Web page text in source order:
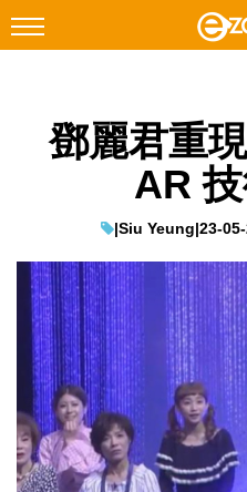
Facebook Instagram
遊戲動漫
教學評測
EduTech
IT Times
生成式AI與雲端應用
Enterprise Digital
鄧麗君重
AR
|Siu Yeung|23-